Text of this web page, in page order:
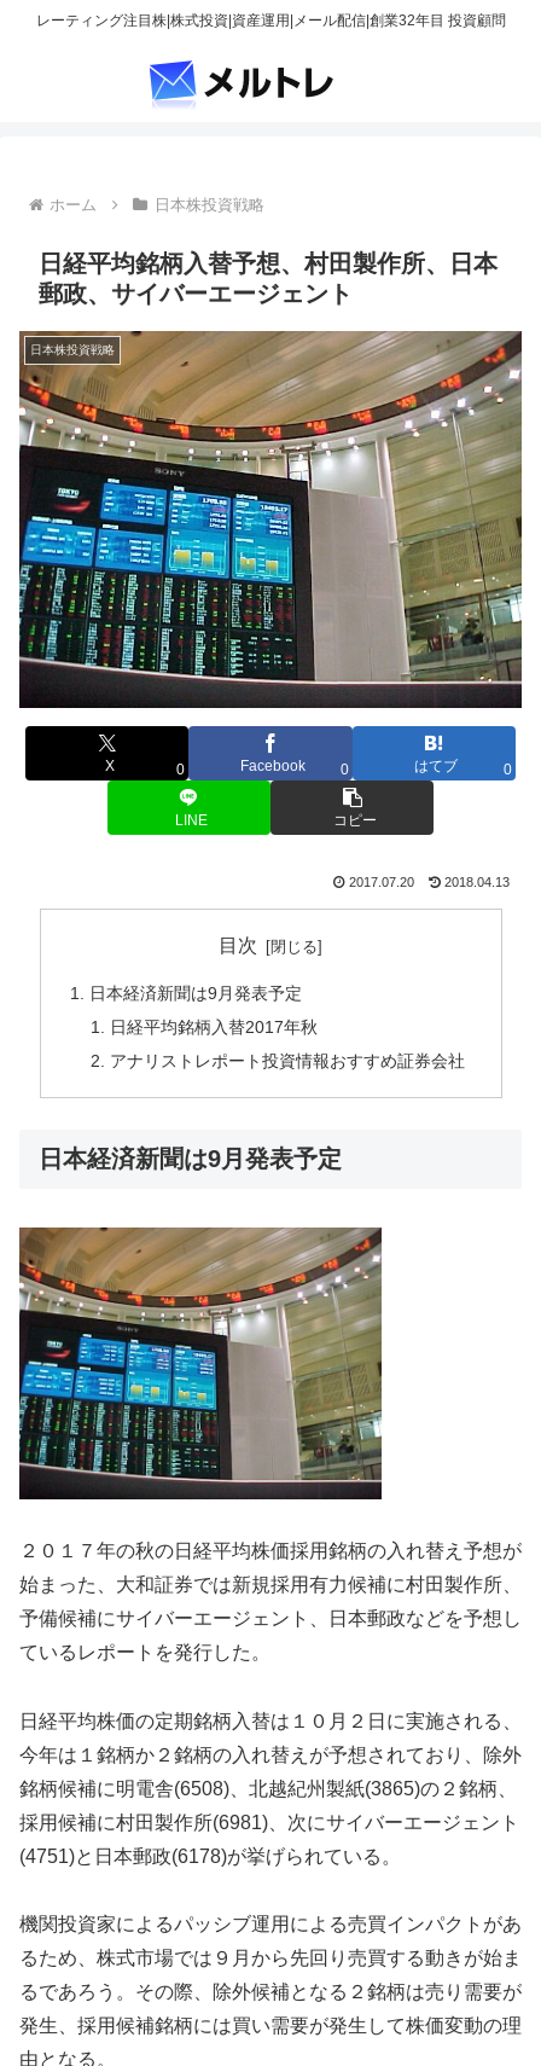
レーティング注目株|株式投資|資産運用|メール配信|創業32年目 投資顧問
ホーム 日本株投資戦略
日経平均銘柄入替予想、村田製作所、日本
郵政、サイバーエージェント
日本株投資戦略
X 0 Facebook 0 はてブ 0
LINE コピー
2017.07.20 2018.04.13
目次
日本経済新聞は9月発表予定
日経平均銘柄入替2017年秋
アナリストレポート投資情報おすすめ証券会社
日本経済新聞は9月発表予定
２０１７年の秋の日経平均株価採用銘柄の入れ替え予想が
始まった、大和証券では新規採用有力候補に村田製作所、
予備候補にサイバーエージェント、日本郵政などを予想し
ているレポートを発行した。
日経平均株価の定期銘柄入替は１０月２日に実施される、
今年は１銘柄か２銘柄の入れ替えが予想されており、除外
銘柄候補に明電舎(6508)、北越紀州製紙(3865)の２銘柄、
採用候補に村田製作所(6981)、次にサイバーエージェント
(4751)と日本郵政(6178)が挙げられている。
機関投資家によるパッシブ運用による売買インパクトがあ
るため、株式市場では９月から先回り売買する動きが始ま
るであろう。その際、除外候補となる２銘柄は売り需要が
発生、採用候補銘柄には買い需要が発生して株価変動の理
由となる。